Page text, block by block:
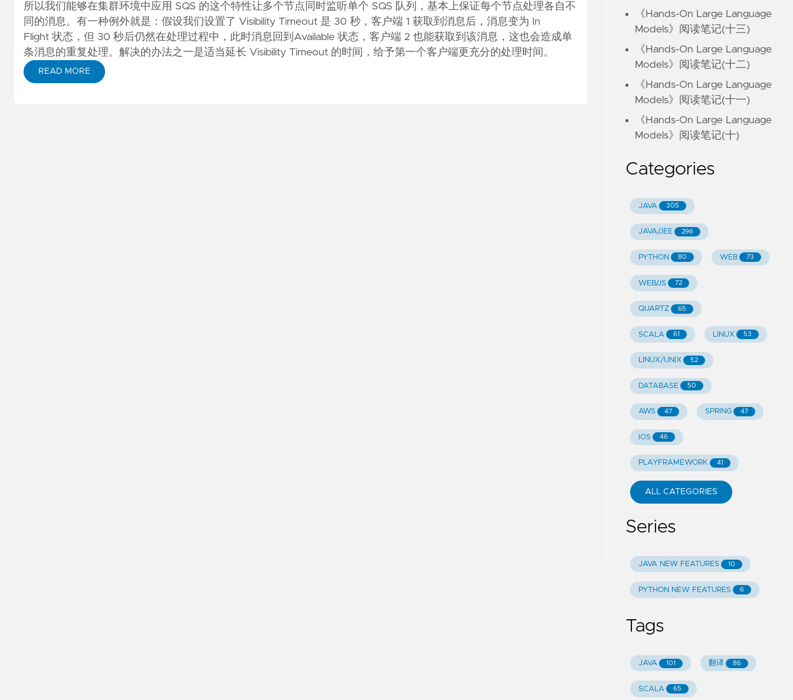
所以我们能够在集群环境中应用 SQS 的这个特性让多个节点同时监听单个 SQS 队列，基本上保证每个节点处理各自不
同的消息。有一种例外就是：假设我们设置了 Visibility Timeout 是 30 秒，客户端 1 获取到消息后，消息变为 In
Flight 状态，但 30 秒后仍然在处理过程中，此时消息回到Available 状态，客户端 2 也能获取到该消息，这也会造成单
条消息的重复处理。解决的办法之一是适当延长 Visibility Timeout 的时间，给予第一个客户端更充分的处理时间。
READ MORE
《Hands-On Large Language
Models》阅读笔记(十三)
《Hands-On Large Language
Models》阅读笔记(十二)
《Hands-On Large Language
Models》阅读笔记(十一)
《Hands-On Large Language
Models》阅读笔记(十)
Categories
JAVA 305
JAVA/JEE 296
PYTHON 80 WEB 73
WEB/JS 72
QUARTZ 65
SCALA 61 LINUX 53
LINUX/UNIX 52
DATABASE 50
AWS 47 SPRING 47
IOS 46
PLAYFRAMEWORK 41
ALL CATEGORIES
Series
JAVA NEW FEATURES 10
PYTHON NEW FEATURES 6
Tags
JAVA 101 翻译 86
SCALA 65